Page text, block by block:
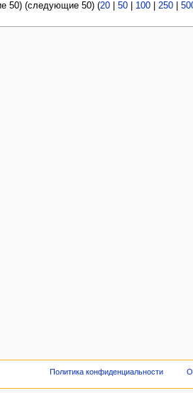
50) (следующие 50) (20| 50| 100| 250|
Политика конфиденциальности